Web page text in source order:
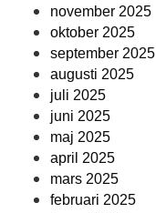
november 2025
oktober 2025
september 2025
augusti 2025
juli 2025
juni 2025
maj 2025
april 2025
mars 2025
februari 2025